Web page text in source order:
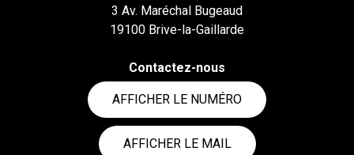
3 Av. Maréchal Bugeaud
19100 Brive-la-Gaillarde
Contactez-nous
AFFICHER LE NUMÉRO
AFFICHER LE MAIL